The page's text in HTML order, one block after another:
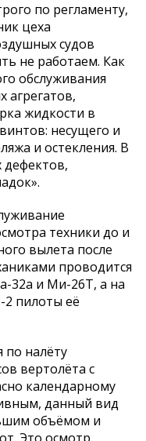
по регламенту,
цеха
судов
не работаем. Как
обслуживания
агрегатов,
жидкости в
несущего и
и остекления. В
дефектов,
техники до и
вылета после
проводится
32а и Ми-26Т, а на
2 пилоты её
по налёту
вертолёта с
календарному
данный вид
объёмом и